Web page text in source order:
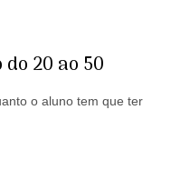
20 ao 50
o aluno tem que ter